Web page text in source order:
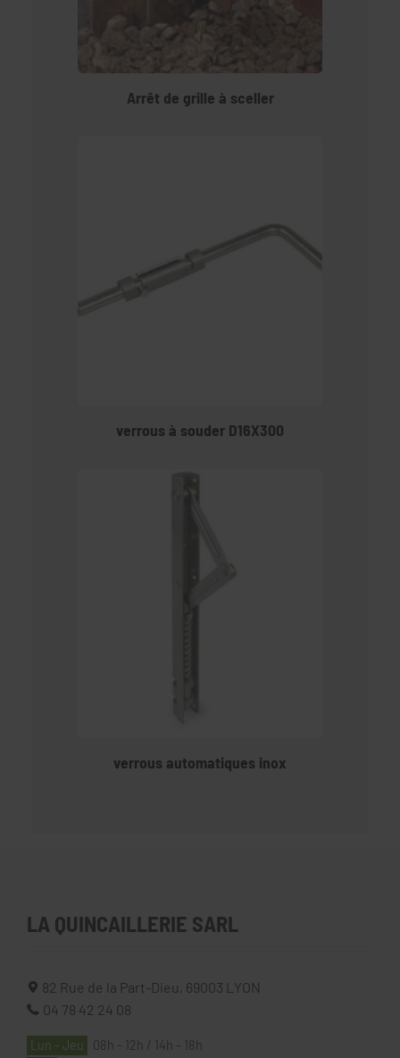
Arrêt de grille à sceller
verrous à souder D16X300
verrous automatiques inox
LA QUINCAILLERIE SARL
82 Rue de la Part-Dieu, 69003
LYON
04 78 42 24 08
Lun - Jeu 08h - 12h / 14h - 18h